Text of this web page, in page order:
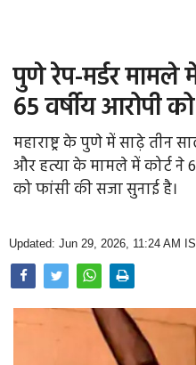
Office Office
Farm & Food
Health & Lifestyle
पुणे रेप-मर्डर मामले
65 वर्षीय आरोपी
महाराष्ट्र के पुणे में साढ़े तीन
और हत्या के मामले में कोर्ट ने
को फांसी की सजा सुनाई है।
Updated: Jun 29, 2026, 11:24 AM